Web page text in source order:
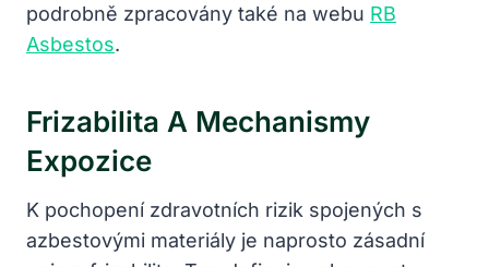
podrobně zpracovány také na webu RB
Asbestos.
Frizabilita A Mechanismy
Expozice
K pochopení zdravotních rizik spojených s
azbestovými materiály je naprosto zásadní